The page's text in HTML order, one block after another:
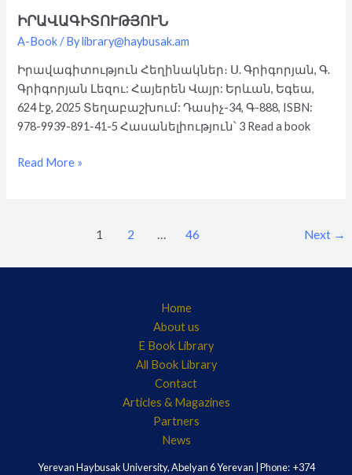
ԻՐԱՎԱԳԻՏՈՒԹՅՈՒՆ
A-Book/ Bylibrary@haybusak.am
Իրավագիտություն Հեղինակներ։ Ս. Գրիգորյան, Գ.
Գրիգորյան Լեզու: Հայերեն Վայր: Երևան, Եգեա,
624 էջ, 2025 Տեղաբաշխում: Դասիչ-34, Գ-888, ISBN:
978-9939-891-41-5 Հասանելիություն՝ 3 Read a book
Իրավագիտություն
Read More »
1 2 … 46 Next →
Home
About us
E Book Library
All Book Library
Contact
Articles & Magazines
Partners
News
Yerevan Haybusak University, Abelyan 6 Yerevan | Phone: +374